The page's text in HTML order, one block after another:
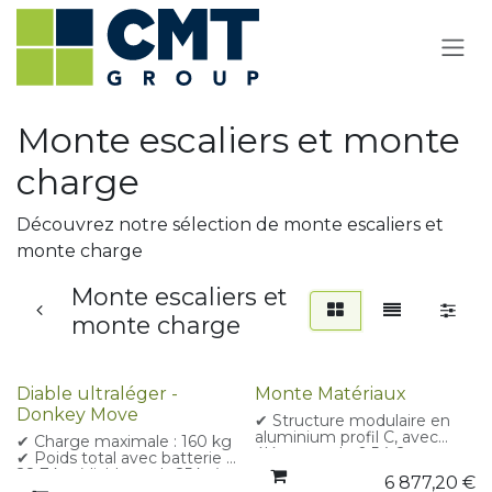
Se rendre au contenu
Monte escaliers et monte
charge
Découvrez notre sélection de monte escaliers et
monte charge
Monte escaliers et
monte charge
Diable ultraléger -
Donkey Move
✔ Charge maximale : 160 kg
✔ Poids total avec batterie :
28,7 kg (diable seul : 25 kg)
Monte Matériaux
✔ Structure modulaire en
aluminium profil C, avec
éléments de 0,5 à 2 m pour
hauteur max 24 m
✔ Genouillère réglable de
6 877,20 €